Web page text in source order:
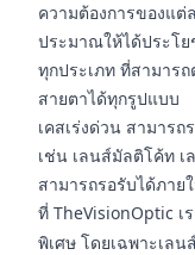
ความต้องการของแ
ประมาณให้ได้ประโ
ทุกประเภท ที่สามาร
สายตาได้ทุกรูปแบบ
เคสเร่งด่วน สามาร
เช่น เลนส์มัลติโค้ท
สามารถรอรับได้ภาย
ที่ TheVisionOptic เ
พิเศษ โดยเฉพาะเล